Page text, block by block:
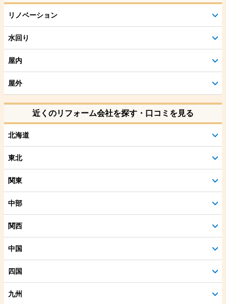
リノベーション
水回り
屋内
屋外
近くのリフォーム会社を探す・口コミを見る
北海道
東北
関東
中部
関西
中国
四国
九州